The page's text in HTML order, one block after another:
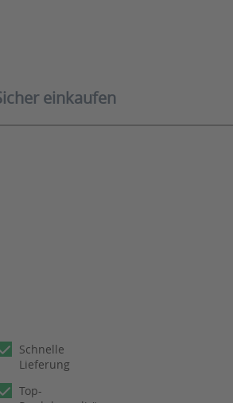
einkaufen
Schnelle
Lieferung
Top-